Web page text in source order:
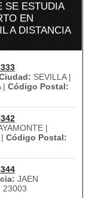
SE ESTUDIA
EN
A DISTANCIA
SEVILLA |
| Código Postal:
|
Código Postal:
JAEN
23003